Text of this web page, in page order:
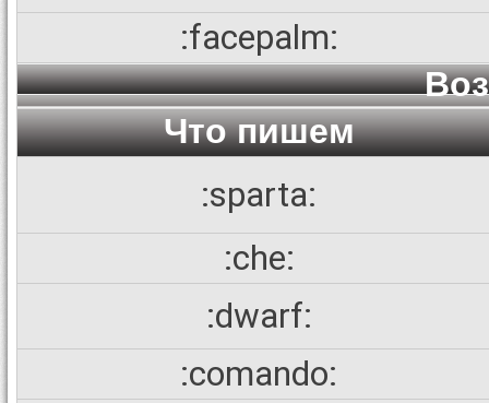
:facepalm:
Что пишем
:sparta:
:che:
:dwarf:
:comando: